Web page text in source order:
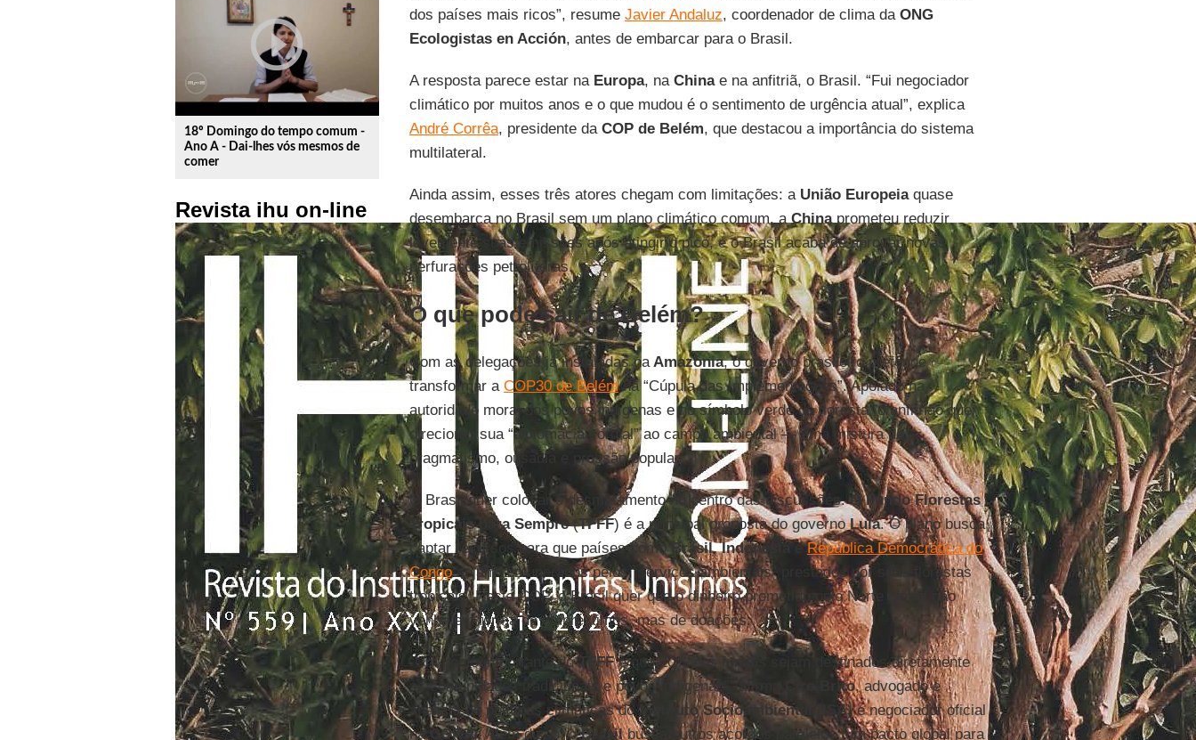
play_circle_outline
18º Domingo do tempo comum -
Ano A - Dai-lhes vós mesmos de
comer
Revista ihu on-line
dos países mais ricos”, resume Javier Andaluz, coordenador de clima da ONG
Ecologistas en Acción, antes de embarcar para o Brasil.
A resposta parece estar na Europa, na Chinae na anfitriã, o Brasil. “Fui negociador
climático por muitos anos e o que mudou é o sentimento de urgência atual”, explica
André Corrêa, presidente da COP de Belém, que destacou a importância do sistema
multilateral.
Ainda assim, esses três atores chegam com limitações: a União Europeiaquase
desembarca no Brasil sem um plano climático comum, aChinaprometeu reduzir
levemente suas emissões após atingir o pico, e o Brasil acaba de aprovar novas
perfurações petrolíferas.
O que pode sair de Belém?
Com as delegações já instaladas naAmazônia, o governo brasileiro pretende
transformar a COP30 de Belémna “Cúpula das Implementações”. Apoiado na
autoridade moral dos povos indígenas e no símbolo verde da floresta, o anfitrião quer
direcionar sua “diplomacia cordial” ao campo ambiental — uma mistura de
pragmatismo, ousadia e pressão popular.
O Brasil quer colocar o desmatamento no centro das discussões. OFundo Florestas
Tropicais para Sempre(TFFF) é a principal proposta do governoLula. O plano busca
captar recursos para que países comoBrasil,IndonésiaeRepública Democrática do
Congosejam remunerados pelos “serviços ambientais” prestados por suas florestas
tropicais. Nesta COP, o Brasil quer que o dinheiro prometido pelo Norte global não
venha em forma de empréstimos, mas de doações.
“Um ponto importante doTFFFé que 20% dos fundos sejam destinados diretamente
às comunidades tradicionais e povos indígenas”, afirma
Ciro Brito, advogado e
analista de políticas climáticas doInstituto Socioambiental ISA) e negociador oficial
naCOP30. Além disso, oBrasilbusca outros acordos paralelos: um pacto global para